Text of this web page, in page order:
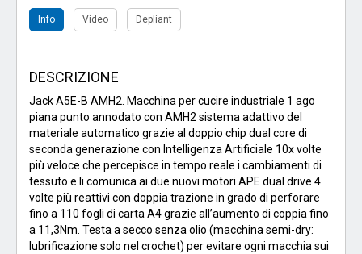
Info Video Depliant
DESCRIZIONE
Jack A5E-B AMH2. Macchina per cucire industriale 1 ago
piana punto annodato con AMH2 sistema adattivo del
materiale automatico grazie al doppio chip dual core di
seconda generazione con Intelligenza Artificiale 10x volte
più veloce che percepisce in tempo reale i cambiamenti di
tessuto e li comunica ai due nuovi motori APE dual drive 4
volte più reattivi con doppia trazione in grado di perforare
fino a 110 fogli di carta A4 grazie all’aumento di coppia fino
a 11,3Nm. Testa a secco senza olio (macchina semi-dry:
lubrificazione solo nel crochet) per evitare ogni macchia sui